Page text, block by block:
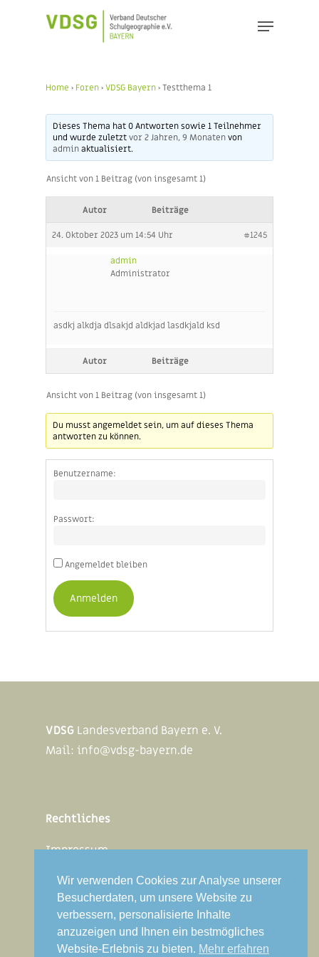
Menu
Home › Foren›VDSG Bayern›Testthema 1
Dieses Thema hat 0 Antworten sowie 1 Teilnehmer
und wurde zuletztvor 2 Jahren, 9 Monatenvon
adminaktualisiert.
Ansicht von 1 Beitrag (von insgesamt 1)
Autor Beiträge
24. Oktober 2023 um 14:54 Uhr #1245
admin
Administrator
asdkj alkdja dlsakjd aldkjad lasdkjald ksd
Autor Beiträge
Ansicht von 1 Beitrag (von insgesamt 1)
Du musst angemeldet sein, um auf dieses Thema
antworten zu können.
Benutzername:
Passwort:
Angemeldet bleiben
Anmelden
VDSG Landesverband Bayern e. V.
Mail: info@vdsg-bayern.de
Rechtliches
Impressum
Jetzt Mitglied werden
Wir verwenden Cookies zur Analyse unserer
Besucherdaten, um unsere Website zu
verbessern, personalisierte Inhalte
anzuzeigen und Ihnen ein bestmögliches
Website-Erlebnis zu bieten. Mehr erfahren